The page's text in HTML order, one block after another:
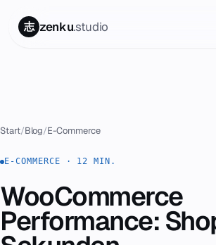
志 zenku.studio
02Leistungen
03Zenku Complete
04Projekte
Preise
Start/Blog/E-Commerce
E-COMMERCE · 12 MIN.
WooCommerce
Performance: